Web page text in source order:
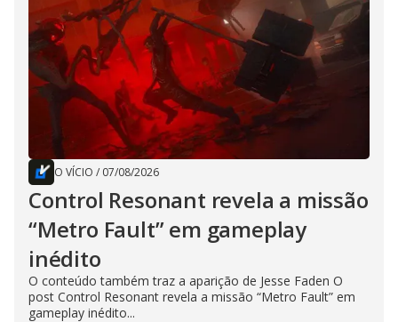
O VÍCIO / 07/08/2026
Control Resonant revela a missão
“Metro Fault” em gameplay
inédito
O conteúdo também traz a aparição de Jesse Faden O
post Control Resonant revela a missão “Metro Fault” em
gameplay inédito...